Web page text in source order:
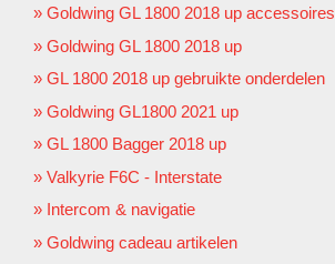
Goldwing GL 1800 2018 up accessoires
Goldwing GL 1800 2018 up
GL 1800 2018 up gebruikte onderdelen
Goldwing GL1800 2021 up
GL 1800 Bagger 2018 up
Valkyrie F6C - Interstate
Intercom & navigatie
Goldwing cadeau artikelen